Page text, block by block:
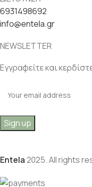
6931498692
info@entela.gr
NEWSLETTER
Εγγραφείτε και
Entela2025. All rights